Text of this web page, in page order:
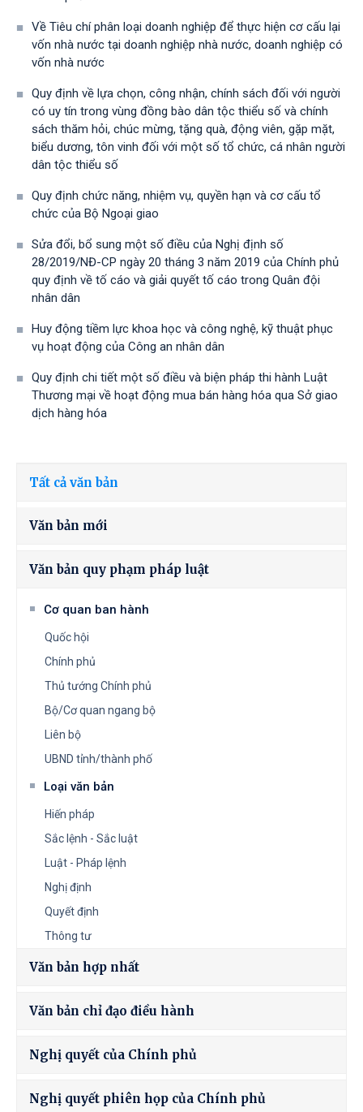
Về Tiêu chí phân loại doanh nghiệp để thực hiện cơ cấu lại
vốn nhà nước tại doanh nghiệp nhà nước, doanh nghiệp có
vốn nhà nước
Quy định về lựa chọn, công nhận, chính sách đối với người
có uy tín trong vùng đồng bào dân tộc thiểu số và chính
sách thăm hỏi, chúc mừng, tặng quà, động viên, gặp mặt,
biểu dương, tôn vinh đối với một số tổ chức, cá nhân người
dân tộc thiểu số
Quy định chức năng, nhiệm vụ, quyền hạn và cơ cấu tổ
chức của Bộ Ngoại giao
Sửa đổi, bổ sung một số điều của Nghị định số
28/2019/NĐ-CР ngày 20 tháng 3 năm 2019 của Chính phủ
quy định về tố cáo và giải quyết tố cáo trong Quân đội
nhân dân
Huy động tiềm lực khoa học và công nghệ, kỹ thuật phục
vụ hoạt động của Công an nhân dân
Quy định chi tiết một số điều và biện pháp thi hành Luật
Thương mại về hoạt động mua bán hàng hóa qua Sở giao
dịch hàng hóa
Tất cả văn bản
Văn bản mới
Văn bản quy phạm pháp luật
Cơ quan ban hành
Quốc hội
Chính phủ
Thủ tướng Chính phủ
Bộ/Cơ quan ngang bộ
Liên bộ
UBND tỉnh/thành phố
Loại văn bản
Hiến pháp
Sắc lệnh - Sắc luật
Luật - Pháp lệnh
Nghị định
Quyết định
Thông tư
Văn bản hợp nhất
Văn bản chỉ đạo điều hành
Nghị quyết của Chính phủ
Nghị quyết phiên họp của Chính phủ